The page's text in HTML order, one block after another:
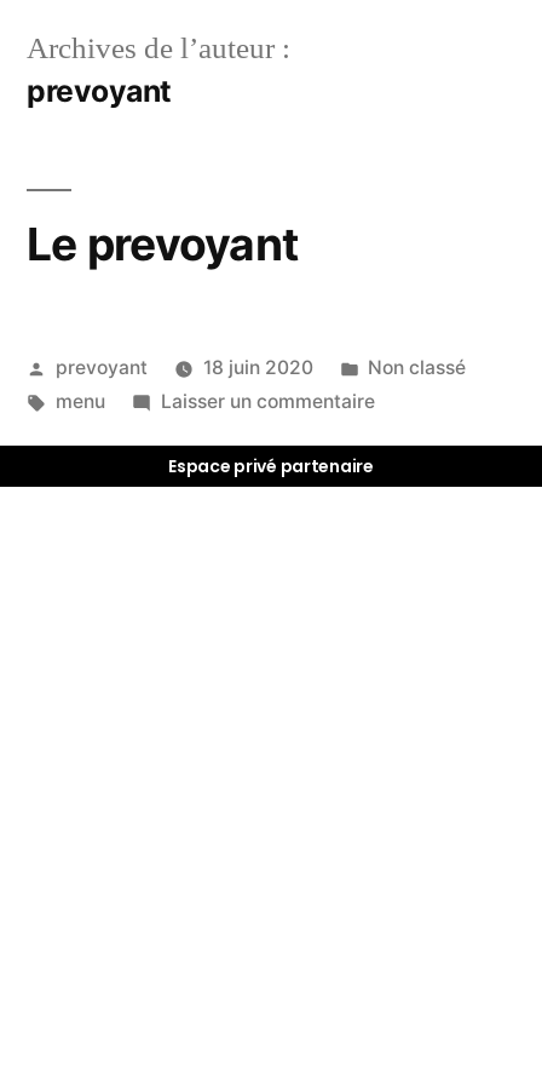
Archives de l’auteur :
prevoyant
Le prevoyant
prevoyant 18 juin 2020
Non classé
menu
Laisser un commentaire
Espace privé partenaire